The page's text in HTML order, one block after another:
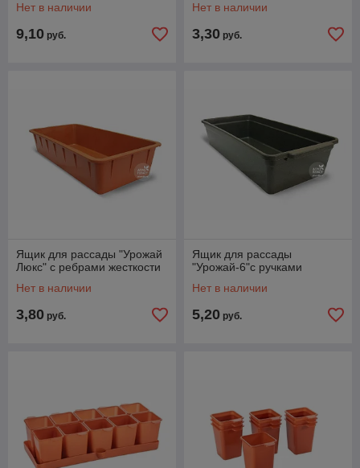
Нет в наличии
9,10 руб.
Нет в наличии
3,30 руб.
Ящик для рассады "Урожай
Люкс" с ребрами жесткости
Нет в наличии
3,80 руб.
Ящик для рассады
"Урожай-6"с ручками
Нет в наличии
5,20 руб.